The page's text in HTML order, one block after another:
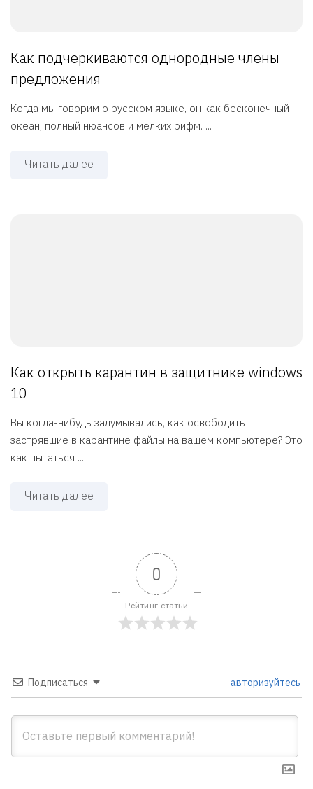
Как подчеркиваются однородные члены
предложения
Когда мы говорим о русском языке, он как бесконечный
океан, полный нюансов и мелких рифм. ...
Читать далее
Как открыть карантин в защитнике windows
10
Вы когда-нибудь задумывались, как освободить
застрявшие в карантине файлы на вашем компьютере? Это
как пытаться ...
Читать далее
0
Рейтинг статьи
Подписаться авторизуйтесь